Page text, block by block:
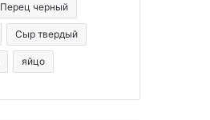
Перец черный
Сыр твердый
яйцо